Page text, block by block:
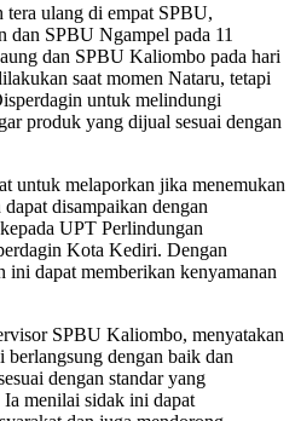
ulang di empat SPBU,
dan SPBU Ngampel pada 11
dan SPBU Kaliombo pada hari
saat momen Nataru, tetapi
untuk melindungi
produk yang dijual sesuai dengan
untuk melaporkan jika menemukan
disampaikan dengan
UPT Perlindungan
Kota Kediri. Dengan
ini dapat memberikan kenyamanan
SPBU Kaliombo, menyatakan
dengan baik dan
dengan standar yang
menilai sidak ini dapat